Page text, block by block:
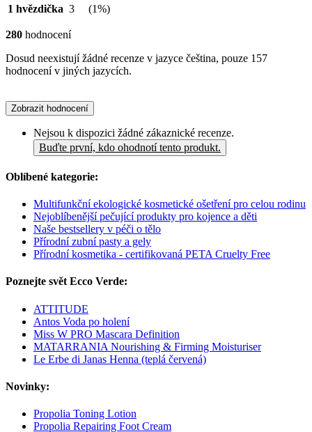
1 hvězdička 3 (1%)
280 hodnocení
Dosud neexistují žádné recenze v jazyce čeština, pouze 157
hodnocení v jiných jazycích.
Zobrazit hodnocení
Nejsou k dispozici žádné zákaznické recenze.
Buďte první, kdo ohodnotí tento produkt.
Oblíbené kategorie:
Multifunkční ekologické kosmetické ošetření pro celou rodinu
Nejoblíbenější pečující produkty pro kojence a děti
Naše bestsellery v péči o tělo
Přírodní zubní pasty a gely
Přírodní kosmetika - certifikovaná PETA Cruelty Free
Poznejte svět Ecco Verde:
ATTITUDE
Antos Voda po holení
Miss W PRO Mascara Definition
MATARRANIA Nourishing & Firming Moisturiser
Le Erbe di Janas Henna (teplá červená)
Novinky:
Propolia Toning Lotion
Propolia Repairing Foot Cream